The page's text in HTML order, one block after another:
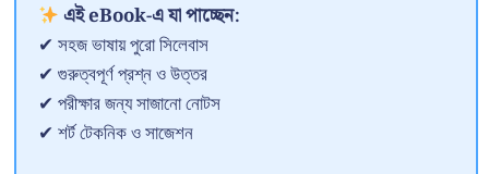
এই eBook-এ যা পাচ্ছেন:
✔ সহজ ভাষায় পুরো সিলেবাস
✔ গুরুত্বপূর্ণ প্রশ্ন ও উত্তর
✔ পরীক্ষার জন্য সাজানো নোটস
✔ শর্ট টেকনিক ও সাজেশন